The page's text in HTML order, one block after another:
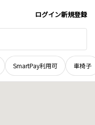
ログイン新規登録
SmartPay利用可 車椅子